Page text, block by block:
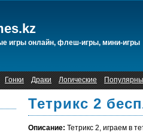
игры онлайн, флеш-игры, мини-игры
Гонки Драки Логические
Тетрикс 2
Описание: Тетрикс 2, играем в